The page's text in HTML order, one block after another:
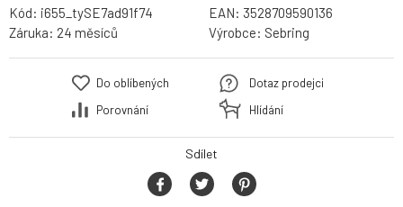
Kód: i655_tySE7ad91f74 EAN: 3528709590136
Záruka: 24 měsíců Výrobce: Sebring
Do oblíbených
Porovnání
Dotaz prodejci
Hlídání
Sdílet